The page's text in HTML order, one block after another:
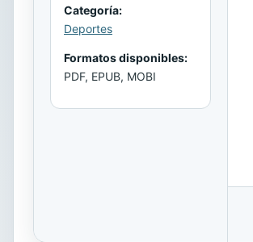
Categoría:
Deportes
Formatos disponibles:
PDF, EPUB, MOBI